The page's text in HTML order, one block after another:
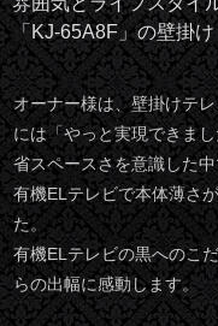
「KJ-65A8F」の壁掛け
オーナー様は、壁掛けテ
には「やっと実現できま
省スペースさを意識した
有機ELテレビで本体薄さ
た。
有機ELテレビの黒へのこ
らの出幅に感動します。